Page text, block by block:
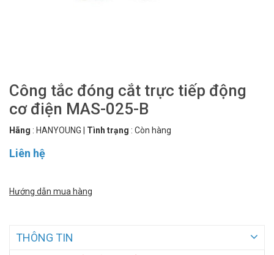
Công tắc đóng cắt trực tiếp động
cơ điện MAS-025-B
Hãng : HANYOUNG Tình trạng : Còn hàng
Liên hệ
Hướng dẫn mua hàng
THÔNG TIN